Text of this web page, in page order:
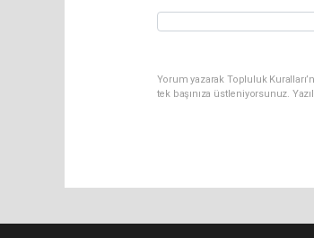
Yorum yazarak Topluluk
tek başınıza üstleniyorsunuz.